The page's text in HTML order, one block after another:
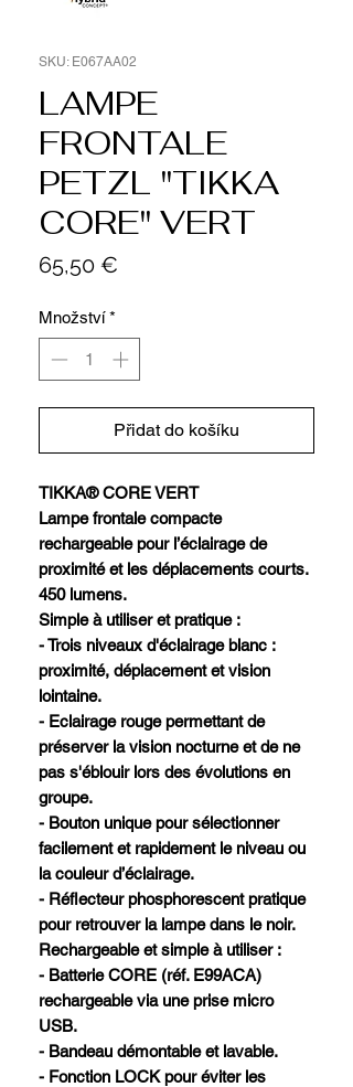
SKU: E067AA02
LAMPE
FRONTALE
PETZL "TIKKA
CORE" VERT
65,50 €
Množství *
Přidat do košíku
TIKKA® CORE VERT
Lampe frontale compacte
rechargeable pour l’éclairage de
proximité et les déplacements courts.
450 lumens.
Simple à utiliser et pratique :
- Trois niveaux d'éclairage blanc :
proximité, déplacement et vision
lointaine.
- Eclairage rouge permettant de
préserver la vision nocturne et de ne
pas s'éblouir lors des évolutions en
groupe.
- Bouton unique pour sélectionner
facilement et rapidement le niveau ou
la couleur d’éclairage.
- Réflecteur phosphorescent pratique
pour retrouver la lampe dans le noir.
Rechargeable et simple à utiliser :
- Batterie CORE (réf. E99ACA)
rechargeable via une prise micro
USB.
- Bandeau démontable et lavable.
- Fonction LOCK pour éviter les